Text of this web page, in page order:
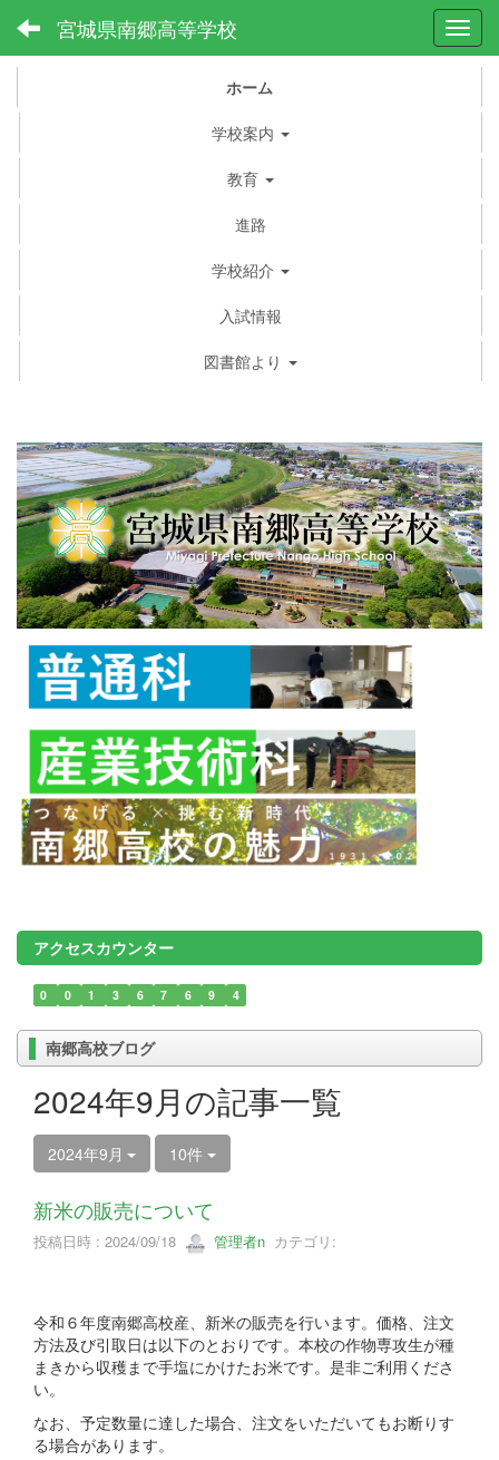
宮城県南郷高等学校
ホーム
学校案内
教育
進路
学校紹介
入試情報
図書館より
アクセスカウンター
0 0 1 3 6 7 6 9 4
南郷高校ブログ
2024年9月の記事一覧
2024年9月 10件
新米の販売について
投稿日時 : 2024/09/18 管理者n カテゴリ:
令和６年度南郷高校産、新米の販売を行います。価格、注文
方法及び引取日は以下のとおりです。本校の作物専攻生が種
まきから収穫まで手塩にかけたお米です。是非ご利用くださ
い。
なお、予定数量に達した場合、注文をいただいてもお断りす
る場合があります。